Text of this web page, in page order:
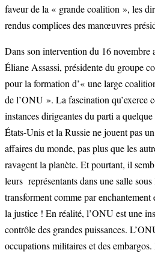
faveur de la « grande coalition », les
rendus complices des manœuvres
Dans son intervention du 16 novembre
Éliane Assassi, présidente du groupe
pour la formation d’« une large
de l’ONU ». La fascination qu’exerce
instances dirigeantes du parti a
États-Unis et la Russie ne jouent pas
affaires du monde, pas plus que les
ravagent la planète. Et pourtant, il
leurs représentants dans une salle
transforment comme par
la justice ! En réalité, l’ONU est une
contrôle des grandes puissances.
occupations militaires et des